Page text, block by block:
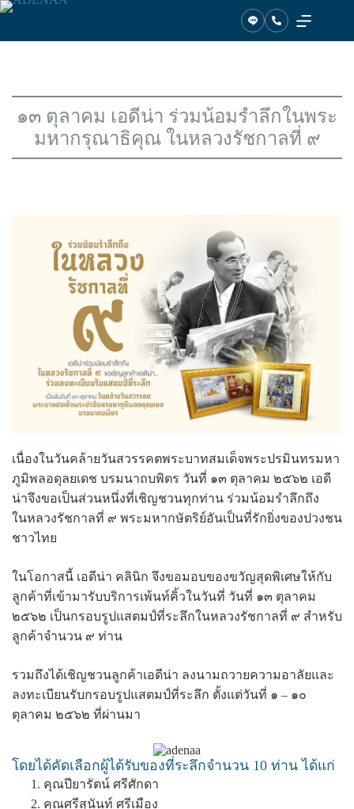
ข้าม
๑๓ ตุลาคม เอดีน่า ร่วมน้อมรำลึกในพระ
มหากรุณาธิคุณ ในหลวงรัชกาลที่ ๙
เนื่องในวันคล้ายวันสวรรคตพระบาทสมเด็จพระปรมินทรมหา
ภูมิพลอดุลยเดช บรมนาถบพิตร วันที่ ๑๓ ตุลาคม ๒๕๖๒ เอดี
น่าจึงขอเป็นส่วนหนึ่งที่เชิญชวนทุกท่าน ร่วมน้อมรำลึกถึง
ในหลวงรัชกาลที่ ๙ พระมหากษัตริย์อันเป็นที่รักยิ่งของปวงชน
ชาวไทย
ในโอกาสนี้ เอดีน่า คลินิก จึงขอมอบของขวัญสุดพิเศษให้กับ
ลูกค้าที่เข้ามารับบริการเพ้นท์คิ้วในวันที่ วันที่ ๑๓ ตุลาคม
๒๕๖๒ เป็นกรอบรูปแสตมป์ที่ระลึกในหลวงรัชกาลที่ ๙ สำหรับ
ลูกค้าจำนวน ๙ ท่าน
รวมถึงได้เชิญชวนลูกค้าเอดีน่า ลงนามถวายความอาลัยและ
ลงทะเบียนรับกรอบรูปแสตมป์ที่ระลึก ตั้งแต่วันที่ ๑ – ๑๐
ตุลาคม ๒๕๖๒ ที่ผ่านมา
โดยได้คัดเลือกผู้ได้รับของที่ระลึกจำนวน 10 ท่าน ได้แก่
คุณปียารัตน์ ศรีศักดา
คุณศรีสุนันท์ ศรีเมือง